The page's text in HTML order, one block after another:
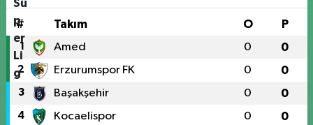
# Takım O P
1 Amed 0 0
2 Erzurumspor FK 0 0
3 Başakşehir 0 0
4 Kocaelispor 0 0